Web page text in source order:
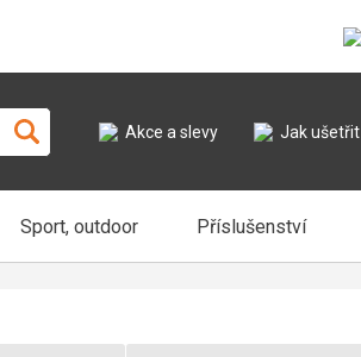
Akce a slevy Jak ušetřit
Sport, outdoor Příslušenství